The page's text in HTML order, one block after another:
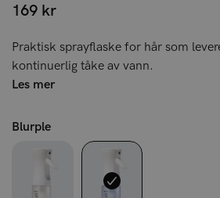
169 kr
Praktisk sprayflaske for hår som
kontinuerlig tåke av vann.
Les mer
Blurple